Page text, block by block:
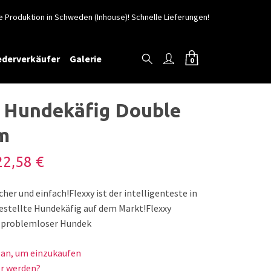
Produktion in Schweden (Inhouse)! Schnelle Lieferungen!
Galerie 0
Double
€
und einfach!Flexxy ist der intelligenteste in
Hundekäfig auf dem Markt!Flexxy
Hundek
um einzukaufen
werden?